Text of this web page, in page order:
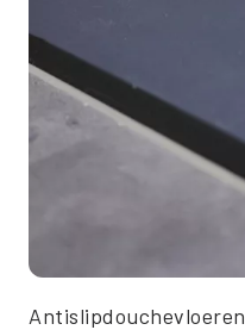
Antislipdouchevloeren